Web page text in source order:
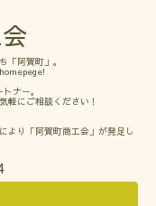
「阿賀町」。
ナー。
軽にご相談ください！
より「阿賀町商工会」が発足し